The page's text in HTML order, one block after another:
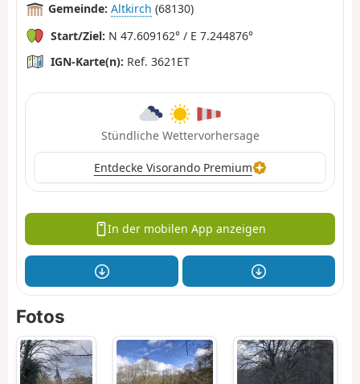
Gemeinde: Altkirch (68130)
Start/Ziel: N 47.609162° / E 7.244876°
IGN-Karte(n): Ref. 3621ET
Stündliche Wettervorhersage
Entdecke Visorando Premium
In der mobilen App anzeigen
Fotos